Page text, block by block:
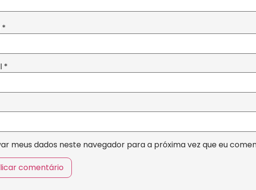
*
*
meus dados neste navegador para a próxima vez que eu